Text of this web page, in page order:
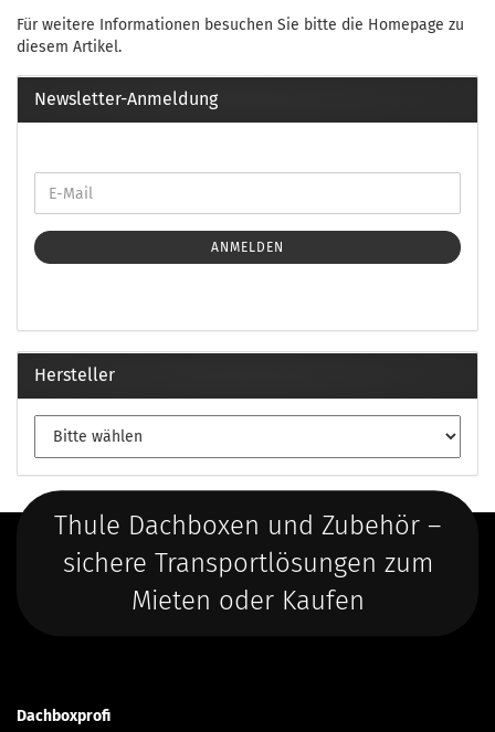
Für weitere Informationen besuchen Sie bitte die Homepage zu
diesem Artikel.
Newsletter-Anmeldung
ANMELDEN
Hersteller
Thule Dachboxen und Zubehör –
sichere Transportlösungen zum
Mieten oder Kaufen
Dachboxprofi